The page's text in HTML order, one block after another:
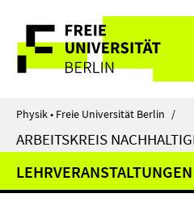
direkt
Inhalt
Service-
Navigation
Physik • Freie Universität Berlin /
ARBEITSKREIS
LEHRVERANSTALTUNGEN